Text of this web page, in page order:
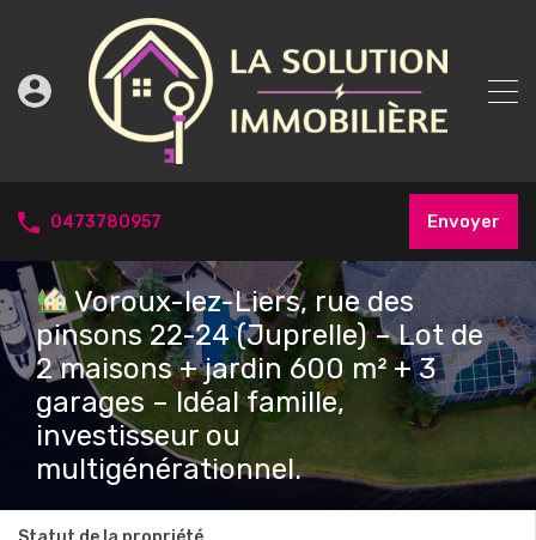
0473780957 Envoyer
Voroux-lez-Liers, rue des
pinsons 22-24 (Juprelle) – Lot de
2 maisons + jardin 600 m² + 3
garages – Idéal famille,
investisseur ou
multigénérationnel.